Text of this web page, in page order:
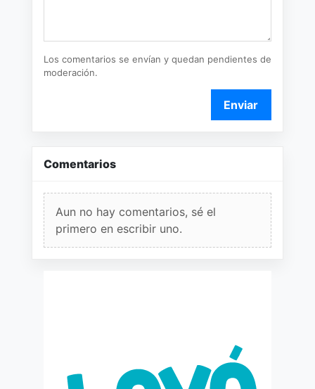
Los comentarios se envían y quedan pendientes de
moderación.
Enviar
Comentarios
Aun no hay comentarios, sé el
primero en escribir uno.